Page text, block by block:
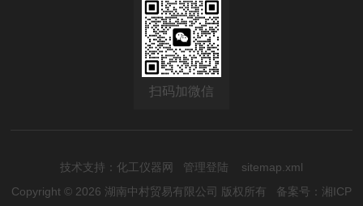
扫码加微信
技术支持： 化工仪器网 管理登陆
sitemap.xml
Copyright © 2026 湖南中村贸易有限公司 版权所有 备案号：湘ICP